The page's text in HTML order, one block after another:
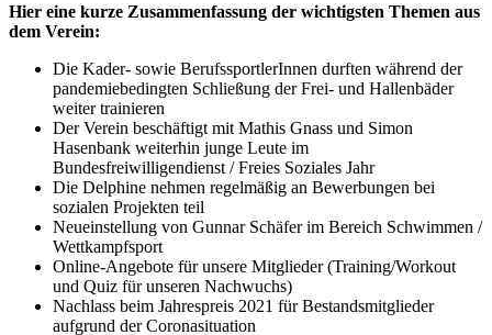
Hier eine kurze Zusammenfassung der wichtigsten Themen aus
dem Verein:
Die Kader- sowie BerufssportlerInnen durften während der
pandemiebedingten Schließung der Frei- und Hallenbäder
weiter trainieren
Der Verein beschäftigt mit Mathis Gnass und Simon
Hasenbank weiterhin junge Leute im
Bundesfreiwilligendienst / Freies Soziales Jahr
Die Delphine nehmen regelmäßig an Bewerbungen bei
sozialen Projekten teil
Neueinstellung von Gunnar Schäfer im Bereich Schwimmen /
Wettkampfsport
Online-Angebote für unsere Mitglieder (Training/Workout
und Quiz für unseren Nachwuchs)
Nachlass beim Jahrespreis 2021 für Bestandsmitglieder
aufgrund der Coronasituation